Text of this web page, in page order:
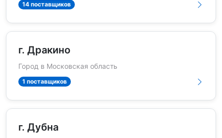
14 поставщиков
г. Дракино
Город в Московская область
1 поставщиков
г. Дубна